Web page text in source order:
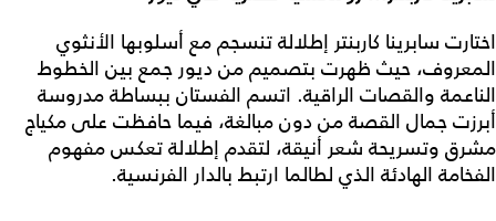
اختارت سابرينا كاربنتر إطلالة تنسجم مع أسلوبها الأنثوي
المعروف، حيث ظهرت بتصميم من ديور جمع بين الخطوط
الناعمة والقصات الراقية. اتسم الفستان ببساطة مدروسة
أبرزت جمال القصة من دون مبالغة، فيما حافظت على مكياج
مشرق وتسريحة شعر أنيقة، لتقدم إطلالة تعكس مفهوم
الفخامة الهادئة الذي لطالما ارتبط بالدار الفرنسية.